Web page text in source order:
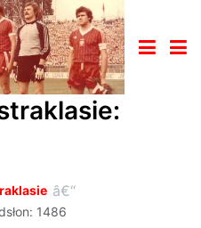
1486